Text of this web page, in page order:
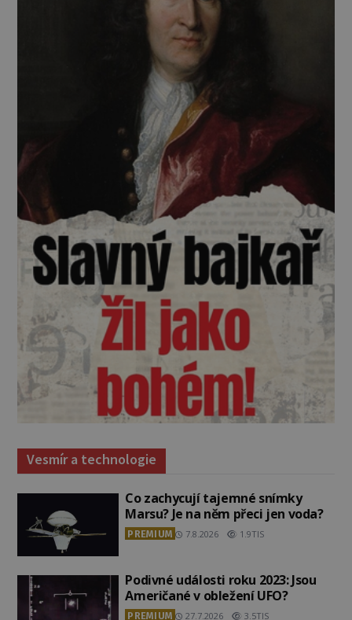
Vesmír a technologie
Co zachycují tajemné snímky
Marsu? Je na něm přeci jen voda?
PREMIUM 7.8.2026 1.9TIS
Podivné události roku 2023: Jsou
Američané v obležení UFO?
PREMIUM 27.7.2026 3.5TIS